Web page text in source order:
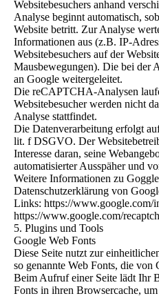
Websitebesuchers anhand
Analyse beginnt automatisch,
Website betritt. Zur Analyse
Informationen aus (z.B. IP-
Websitebesuchers auf der
Mausbewegungen). Die bei der
an Google weitergeleitet.
Die reCAPTCHA-Analysen
Websitebesucher werden nicht
Analyse stattfindet.
Die Datenverarbeitung erfolgt
lit. f DSGVO. Der
Interesse daran, seine
automatisierter Ausspäher und
Weitere Informationen zu
Datenschutzerklärung von
Links: https://www.google.com/
https://www.google.com/
5. Plugins und Tools
Google Web Fonts
Diese Seite nutzt zur
so genannte Web Fonts, die von
Beim Aufruf einer Seite lädt Ihr
Fonts in ihren Browsercache,